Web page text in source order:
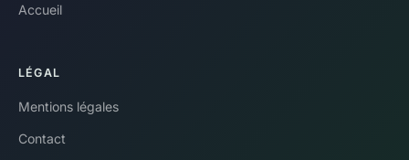
Accueil
LÉGAL
Mentions légales
Contact